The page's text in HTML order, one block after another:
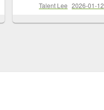
Talent Lee 2026-01-12